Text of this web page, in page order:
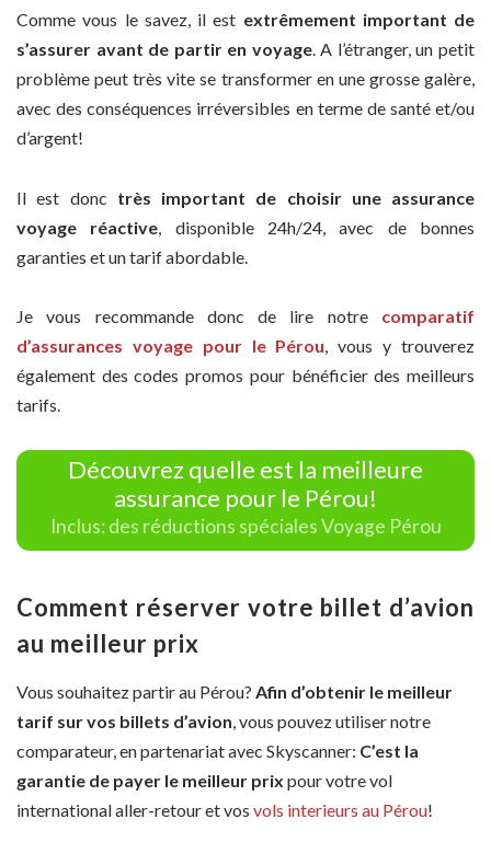
Comme vous le savez, il est extrêmement important de
s’assurer avant de partir en voyage. A l’étranger, un petit
problème peut très vite se transformer en une grosse galère,
avec des conséquences irréversibles en terme de santé et/ou
d’argent!
Il est donc très important de choisir une assurance
voyage réactive , disponible 24h/24, avec de bonnes
garanties et un tarif abordable.
Je vous recommande donc de lire notre comparatif
d’assurances voyage pour le Pérou, vous y trouverez
également des codes promos pour bénéficier des meilleurs
tarifs.
Découvrez quelle est la meilleure
assurance pour le Pérou!
Inclus: des réductions spéciales Voyage Pérou
Comment réserver votre billet d’avion
au meilleur prix
Vous souhaitez partir au Pérou? Afin d’obtenir le meilleur
tarif sur vos billets d’avion, vous pouvez utiliser notre
comparateur, en partenariat avec Skyscanner: C’est la
garantie de payer le meilleur prix pour votre vol
international aller-retour et vos vols interieurs au Pérou!